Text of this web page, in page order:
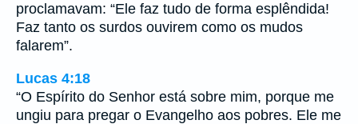
proclamavam: “Ele faz tudo de forma esplêndida!
Faz tanto os surdos ouvirem como os mudos
falarem”.
Lucas 4:18
“O Espírito do Senhor está sobre mim, porque me
ungiu para pregar o Evangelho aos pobres. Ele me